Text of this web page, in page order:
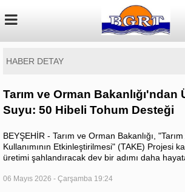
HABER DETAY
Tarım ve Orman Bakanlığı'ndan
Suyu: 50 Hibeli Tohum Desteği
BEYŞEHİR - Tarım ve Orman Bakanlığı,
Kullanımının Etkinleştirilmesi" (TAKE) Projesi
üretimi şahlandıracak dev bir adımı daha
06 Mayıs 2026 - Çarşamba 19:24